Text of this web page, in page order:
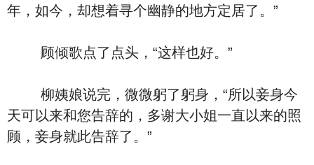
年，如今，却想着寻个幽静的地方定居了。”
顾倾歌点了点头，“这样也好。”
柳姨娘说完，微微躬了躬身，“所以妾身今
天可以来和您告辞的，多谢大小姐一直以来的照
顾，妾身就此告辞了。”